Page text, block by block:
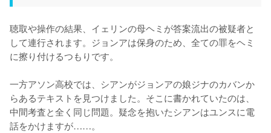
聴取や操作の結果、イェリンの母ヘミが答案流出の被疑者と
して連行されます。ジョンアは保身のため、全ての罪をヘミ
に擦り付けるつもりです。
一方アソン高校では、シアンがジョンアの娘ジナのカバンか
らあるテキストを見つけました。そこに書かれていたのは、
中間考査と全く同じ問題。疑念を抱いたシアンはユンスに電
話をかけますが……。